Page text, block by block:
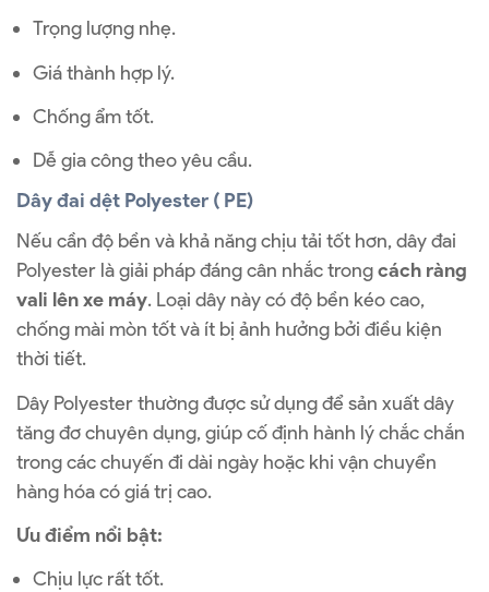
Trọng lượng nhẹ.
Giá thành hợp lý.
Chống ẩm tốt.
Dễ gia công theo yêu cầu.
Dây đai dệt Polyester ( PE)
Nếu cần độ bền và khả năng chịu tải tốt hơn, dây đai
Polyester là giải pháp đáng cân nhắc trongcách ràng
vali lên xe máy. Loại dây này có độ bền kéo cao,
chống mài mòn tốt và ít bị ảnh hưởng bởi điều kiện
thời tiết.
Dây Polyester thường được sử dụng để sản xuất dây
tăng đơ chuyên dụng, giúp cố định hành lý chắc chắn
trong các chuyến đi dài ngày hoặc khi vận chuyển
hàng hóa có giá trị cao.
Ưu điểm nổi bật:
Chịu lực rất tốt.